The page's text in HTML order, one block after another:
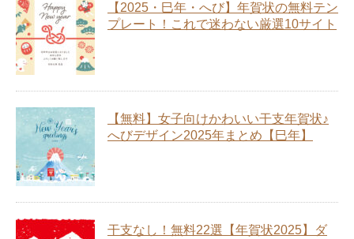
【2025・巳年・へび】年賀状の無料テン
プレート！これで迷わない厳選10サイト
【無料】女子向けかわいい干支年賀状♪
へびデザイン2025年まとめ【巳年】
干支なし！無料22選【年賀状2025】ダ